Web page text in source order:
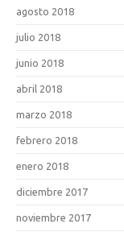
agosto 2018
julio 2018
junio 2018
abril 2018
marzo 2018
febrero 2018
enero 2018
diciembre 2017
noviembre 2017